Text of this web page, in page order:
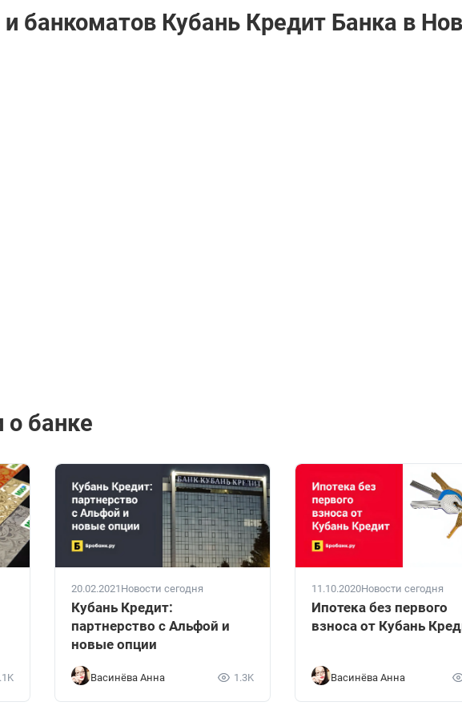
банкоматов Кубань Кредит Банкa в
о банке
20.02.2021 Новости сегодня
Кубань Кредит:
партнерство с Альфой и
новые опции
Васинёва Анна 1.3K
11.10.2020Новости сегодня
Ипотека без первого
взноса от Кубань
Васинёва Анна